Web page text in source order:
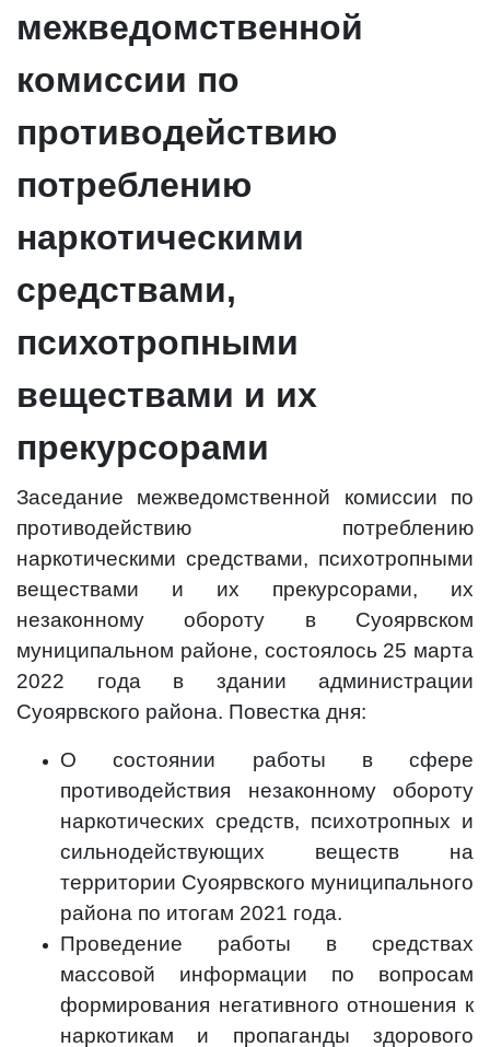
межведомственной
комиссии по
противодействию
потреблению
наркотическими
средствами,
психотропными
веществами и их
прекурсорами
Заседание межведомственной комиссии по
противодействию потреблению
наркотическими средствами, психотропными
веществами и их прекурсорами, их
незаконному обороту в Суоярвском
муниципальном районе, состоялось 25 марта
2022 года в здании администрации
Суоярвского района. Повестка дня:
О состоянии работы в сфере
противодействия незаконному обороту
наркотических средств, психотропных и
сильнодействующих веществ на
территории Суоярвского муниципального
района по итогам 2021 года.
Проведение работы в средствах
массовой информации по вопросам
формирования негативного отношения к
наркотикам и пропаганды здорового